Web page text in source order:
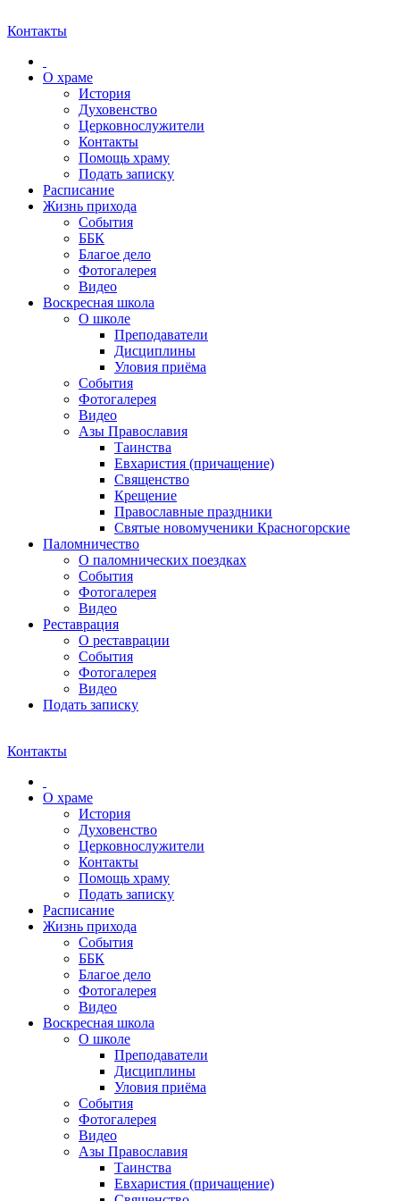
Контакты
О храме
История
Духовенство
Церковнослужители
Контакты
Помощь храму
Подать записку
Расписание
Жизнь прихода
События
ББК
Благое дело
Фотогалерея
Видео
Воскресная школа
О школе
Преподаватели
Дисциплины
Уловия приёма
События
Фотогалерея
Видео
Азы Православия
Таинства
Евхаристия (причащение)
Священство
Крещение
Православные праздники
Святые новомученики Красногорские
Паломничество
О паломнических поездках
События
Фотогалерея
Видео
Реставрация
О реставрации
События
Фотогалерея
Видео
Подать записку
Контакты
О храме
История
Духовенство
Церковнослужители
Контакты
Помощь храму
Подать записку
Расписание
Жизнь прихода
События
ББК
Благое дело
Фотогалерея
Видео
Воскресная школа
О школе
Преподаватели
Дисциплины
Уловия приёма
События
Фотогалерея
Видео
Азы Православия
Таинства
Евхаристия (причащение)